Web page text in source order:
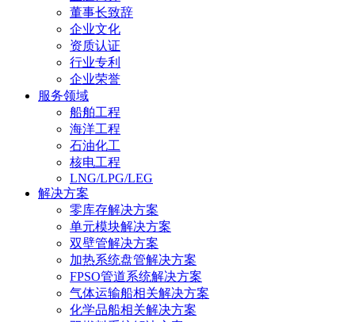
董事长致辞
企业文化
资质认证
行业专利
企业荣誉
服务领域
船舶工程
海洋工程
石油化工
核电工程
LNG/LPG/LEG
解决方案
零库存解决方案
单元模块解决方案
双壁管解决方案
加热系统盘管解决方案
FPSO管道系统解决方案
气体运输船相关解决方案
化学品船相关解决方案